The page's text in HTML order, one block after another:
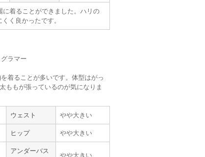
イズ :ぴったり
ふくらはぎ
用シーン : 新郎・新婦の母親
使用時期 :4月
に着ることができました。ハリの
く良かったです。
ラマー
着ることが多いです。体型はがっ
ももが張っているのが気になりま
ウェスト やや大きい
ヒップ やや大きい
アンダーバス
やや大きい